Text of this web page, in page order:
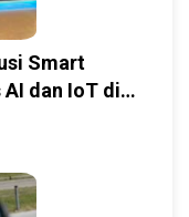
Smart
dan IoT di